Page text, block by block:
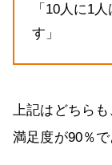
「10人に1
す」
上記はどちら
満足度が90％